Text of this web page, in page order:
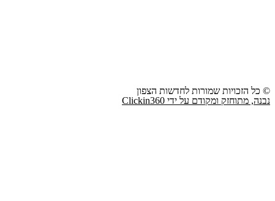
© כל הזכויות שמורות לחדשות הצפון
נבנה, מתוחזק ומקודם על ידי Clickin360